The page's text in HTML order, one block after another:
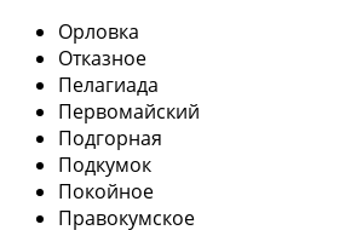
Орловка
Отказное
Пелагиада
Первомайский
Подгорная
Подкумок
Покойное
Правокумское